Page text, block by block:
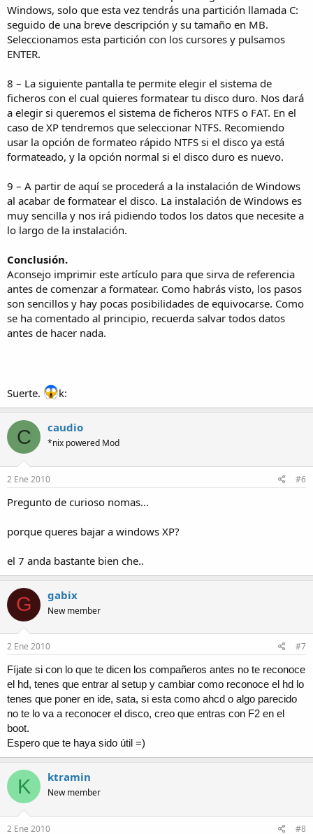
Windows, solo que esta vez tendrás una partición llamada C:
seguido de una breve descripción y su tamaño en MB.
Seleccionamos esta partición con los cursores y pulsamos
ENTER.
8 – La siguiente pantalla te permite elegir el sistema de
ficheros con el cual quieres formatear tu disco duro. Nos dará
a elegir si queremos el sistema de ficheros NTFS o FAT. En el
caso de XP tendremos que seleccionar NTFS. Recomiendo
usar la opción de formateo rápido NTFS si el disco ya está
formateado, y la opción normal si el disco duro es nuevo.
9 – A partir de aquí se procederá a la instalación de Windows
al acabar de formatear el disco. La instalación de Windows es
muy sencilla y nos irá pidiendo todos los datos que necesite a
lo largo de la instalación.
Conclusión.
Aconsejo imprimir este artículo para que sirva de referencia
antes de comenzar a formatear. Como habrás visto, los pasos
son sencillos y hay pocas posibilidades de equivocarse. Como
se ha comentado al principio, recuerda salvar todos datos
antes de hacer nada.
Suerte. k:
C caudio
*nix powered Mod
2 Ene 2010 #6
Pregunto de curioso nomas...
porque queres bajar a windows XP?
el 7 anda bastante bien che..
G gabix
New member
2 Ene 2010
#7
Fíjate si con lo que te dicen los compañeros antes no te reconoce
el hd, tenes que entrar al setup y cambiar como reconoce el hd lo
tenes que poner en ide, sata, si esta como ahcd o algo parecido
no te lo va a reconocer el disco, creo que entras con F2 en el
boot.
Espero que te haya sido útil =)
K ktramin
New member
2 Ene 2010 #8